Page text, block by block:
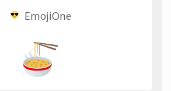
EmojiOne